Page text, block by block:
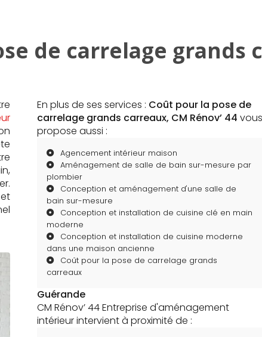
de carrelage grands
En plus de ses services : Coût pour la pose de
carrelage grands carreaux, CM Rénov’ 44 vous
propose aussi :
Agencement intérieur maison
Aménagement de salle de bain sur-mesure par
plombier
Conception et aménagement d'une salle de
bain sur-mesure
Conception et installation de cuisine clé en main
moderne
Conception et installation de cuisine moderne
dans une maison ancienne
Coût pour la pose de carrelage grands
carreaux
Guérande
CM Rénov’ 44 Entreprise d'aménagement
intérieur intervient à proximité de :